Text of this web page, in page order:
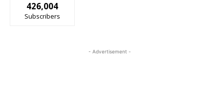
426,004
Subscribers
- Advertisement -